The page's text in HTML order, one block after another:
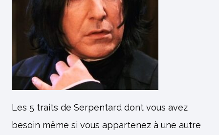
Les 5 traits de Serpentard dont vous avez
besoin même si vous appartenez à une autre